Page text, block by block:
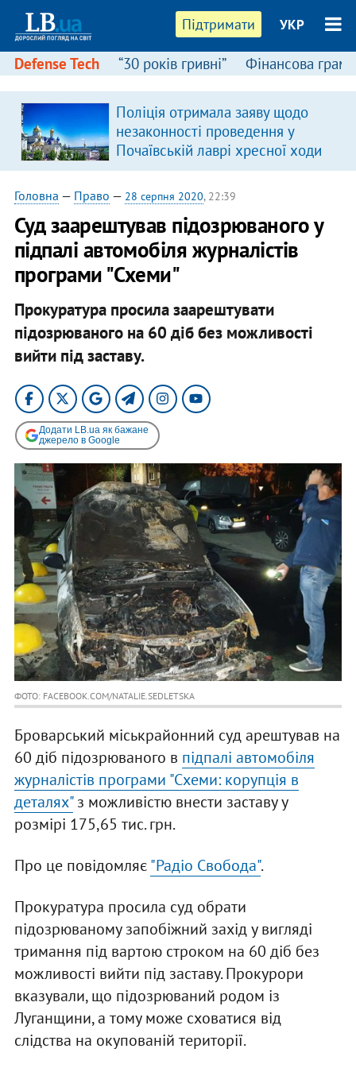
Підтримати УКР
Defense Tech “30 років гривні” Фінансова
Поліція отримала заяву щодо
незаконності проведення у
Почаївській лаврі хресної ходи
Головна — Право — 28 серпня 2020, 22:39
Суд заарештував підозрюваного у
підпалі автомобіля журналістів
програми "Схеми"
Прокуратура просила заарештувати
підозрюваного на 60 діб без можливості
вийти під заставу.
Додати LB.ua як бажане
джерело в Google
ФОТО: FACEBOOK.COM/NATALIE.SEDLETSKA
Броварський міськрайонний суд арештував на
60 діб підозрюваного в підпалі автомобіля
журналістів програми "Схеми: корупція в
деталях"з можливістю внести заставу у
розмірі 175,65 тис. грн.
Про це повідомляє"Радіо Свобода".
Прокуратура просила суд обрати
підозрюваному запобіжний захід у вигляді
тримання під вартою строком на 60 діб без
можливості вийти під заставу. Прокурори
вказували, що підозрюваний родом із
Луганщини, а тому може сховатися від
слідства на окупованій території.